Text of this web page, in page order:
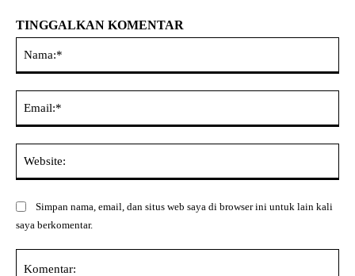
TINGGALKAN KOMENTAR
Simpan nama, email, dan situs web saya di browser ini untuk lain kali
saya berkomentar.